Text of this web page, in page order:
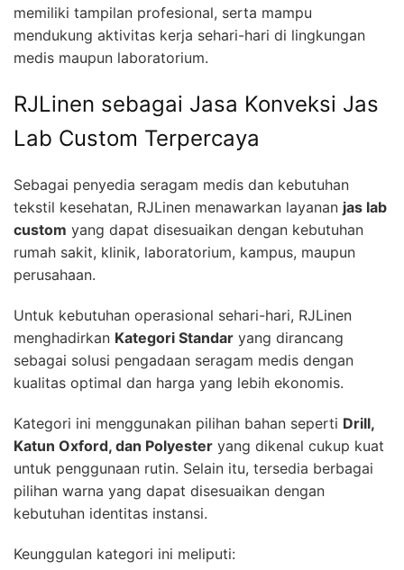
memiliki tampilan profesional, serta mampu
mendukung aktivitas kerja sehari-hari di lingkungan
medis maupun laboratorium.
RJLinen sebagai Jasa Konveksi Jas
Lab Custom Terpercaya
Sebagai penyedia seragam medis dan kebutuhan
tekstil kesehatan, RJLinen menawarkan layanan jas lab
custom yang dapat disesuaikan dengan kebutuhan
rumah sakit, klinik, laboratorium, kampus, maupun
perusahaan.
Untuk kebutuhan operasional sehari-hari, RJLinen
menghadirkan Kategori Standar yang dirancang
sebagai solusi pengadaan seragam medis dengan
kualitas optimal dan harga yang lebih ekonomis.
Kategori ini menggunakan pilihan bahan seperti Drill,
Katun Oxford, dan Polyester yang dikenal cukup kuat
untuk penggunaan rutin. Selain itu, tersedia berbagai
pilihan warna yang dapat disesuaikan dengan
kebutuhan identitas instansi.
Keunggulan kategori ini meliputi: